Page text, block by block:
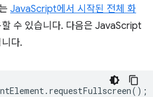
JavaScript에서 시작된 전체 화
수 있습니다. 다음은 JavaScript
다.
. requestFullscreen();